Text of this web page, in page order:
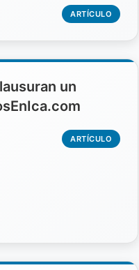
ARTÍCULO
un
ARTÍCULO